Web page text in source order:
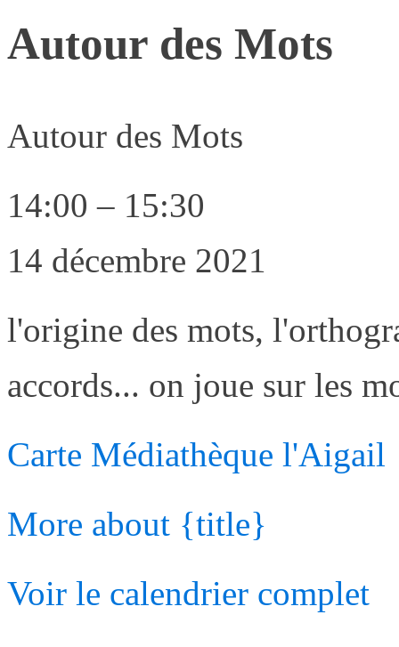
Autour des Mots
Autour des Mots
14:00 – 15:30
14 décembre 2021
l'origine des mots,
accords... on joue sur les
Carte Médiathèque l'Aigail
More about {title}
Voir le calendrier complet